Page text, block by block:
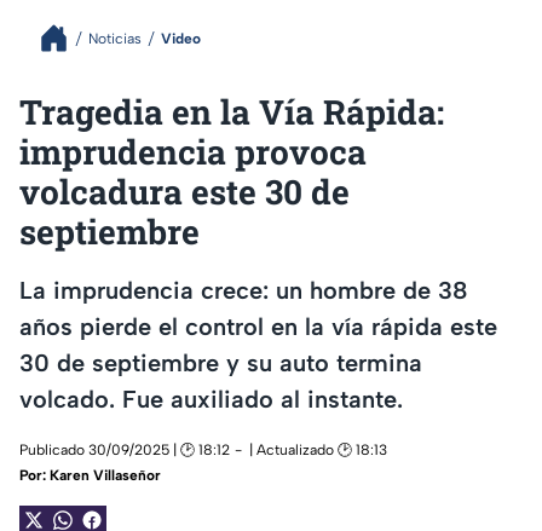
Noticias Video
Tragedia en la Vía Rápida:
imprudencia provoca
volcadura este 30 de
septiembre
La imprudencia crece: un hombre de 38
años pierde el control en la vía rápida este
30 de septiembre y su auto termina
volcado. Fue auxiliado al instante.
Publicado 30/09/2025 | 🕑 18:12
| Actualizado 🕑 18:13
Por: Karen Villaseñor